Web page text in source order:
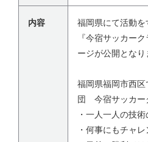
内容
福岡県にて活動
『今宿サッカー
ージが公開となり
福岡県福岡市西
団 今宿サッカー
・一人一人の技
・何事にもチャ